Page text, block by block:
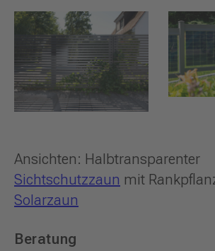
Ansichten: Halbtransparenter
Sichtschutzzaun mit
Solarzaun
Beratung